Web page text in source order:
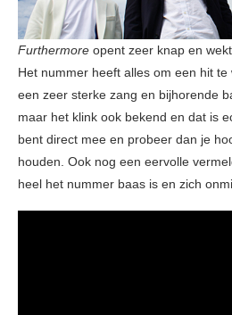
Furthermore opent zeer knap en
Het nummer heeft alles om een hit
een zeer sterke zang en bijhorende
maar het klink ook bekend en dat is
bent direct mee en probeer dan je
houden. Ook nog een eervolle
heel het nummer baas is en zich